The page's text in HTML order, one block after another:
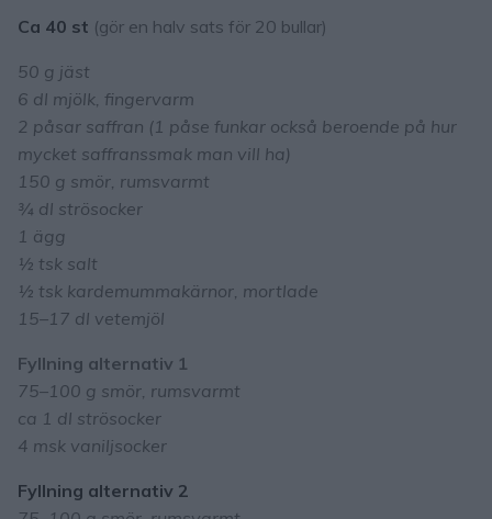
Ca 40 st (gör en halv sats för 20 bullar)
50 g jäst
6 dl mjölk, fingervarm
2 påsar saffran (1 påse funkar också beroende på hur
mycket saffranssmak man vill ha)
150 g smör, rumsvarmt
¾ dl strösocker
1 ägg
½ tsk salt
½ tsk kardemummakärnor, mortlade
15–17 dl vetemjöl
Fyllning alternativ 1
75–100 g smör, rumsvarmt
ca 1 dl strösocker
4 msk vaniljsocker
Fyllning alternativ 2